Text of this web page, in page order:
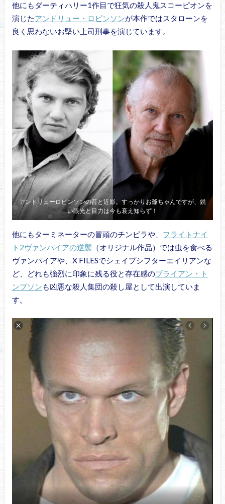
他にもダーティハリー1作目で狂気の殺人鬼スコーピオンを
演じたアンドリュー・ロビンソンが本作ではスタローンを
良く思わないお堅い上司刑事を演じています。
アンドリューロビンソンの昔と近影。すっかりお爺ちゃんですが、鋭
い眼光と目力は今も衰え知らず！
他にもターミネーターの冒頭のチンピラや、 フライトナイ
ト2ヴァンパイアの逆襲 （オリジナル作品）では虫を食べる
ヴァンパイアや、X FILESでシェイプシフターエイリアンな
ど、どれも強烈に印象に残る役と存在感のブライアン・ト
ンプソンも凶悪な殺人集団の殺し屋として出演していま
す。